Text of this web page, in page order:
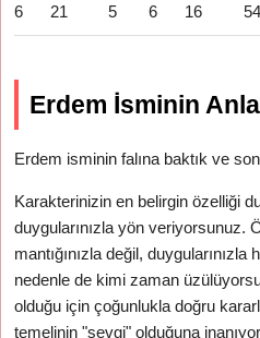
6 21 5 6 16 54
Erdem İsminin
Erdem isminin falına baktık ve
Karakterinizin en belirgin özelliği
duygularınızla yön veriyorsunuz.
mantığınızla değil,
nedenle de kimi zaman
olduğu için çoğunlukla doğru
temelinin "sevgi" olduğuna